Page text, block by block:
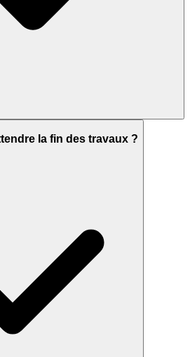
la fin des travaux ?